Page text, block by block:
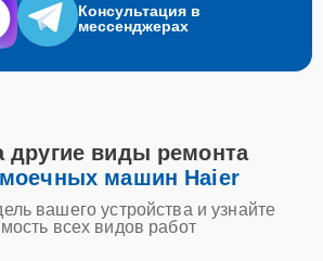
Консультация в
мессенджерах
другие виды ремонта
машин Haier
вашего устройства и узнайте
всех видов работ